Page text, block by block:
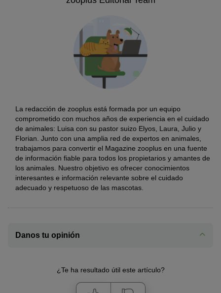
La redacción de zooplus está formada por un equipo
comprometido con muchos años de experiencia en el cuidado
de animales: Luisa con su pastor suizo Elyos, Laura, Julio y
Florian. Junto con una amplia red de expertos en animales,
trabajamos para convertir el Magazine zooplus en una fuente
de información fiable para todos los propietarios y amantes de
los animales. Nuestro objetivo es ofrecer conocimientos
interesantes e información relevante sobre el cuidado
adecuado y respetuoso de las mascotas.
Danos tu opinión
¿Te ha resultado útil este artículo?